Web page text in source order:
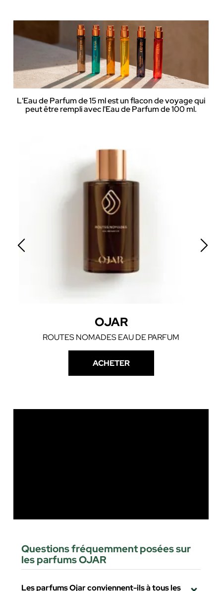
L'Eau de Parfum de 15 ml est un flacon de voyage qui
peut être rempli avec l'Eau de Parfum de 100 ml.
OJAR
ROUTES NOMADES EAU DE PARFUM
ACHETER
Questions fréquemment posées sur
les parfums OJAR
Les parfums Ojar conviennent-ils à tous les